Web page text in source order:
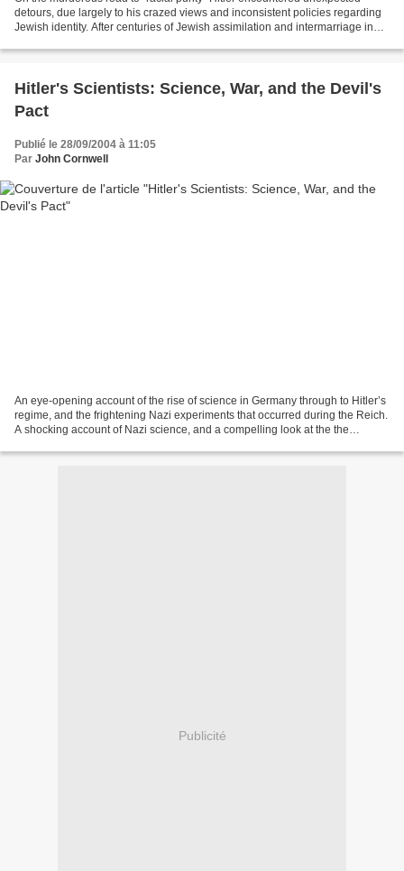
detours, due largely to his crazed views and inconsistent policies regarding
Jewish identity. After centuries of Jewish assimilation and intermarriage in
Hitler's Scientists: Science, War, and the Devil's
Pact
Publié le 28/09/2004 à 11:05
Par John Cornwell
An eye-opening account of the rise of science in Germany through to Hitler’s
regime, and the frightening Nazi experiments that occurred during the Reich.
A shocking account of Nazi science, and a compelling look at the the
Publicité